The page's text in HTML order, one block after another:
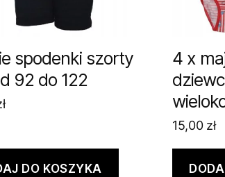
spodenki szorty
92 do 122
DO KOSZYKA
4 x
15,00 zł